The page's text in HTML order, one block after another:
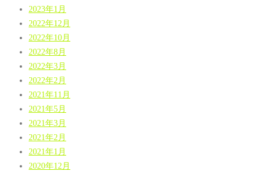
2023年1月
2022年12月
2022年10月
2022年8月
2022年3月
2022年2月
2021年11月
2021年5月
2021年3月
2021年2月
2021年1月
2020年12月